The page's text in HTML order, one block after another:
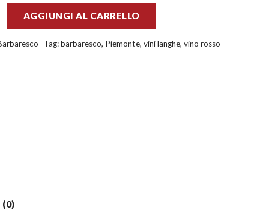
AGGIUNGI AL CARRELLO
Tag:barbaresco, Piemonte,vini langhe,vino rosso
(0)